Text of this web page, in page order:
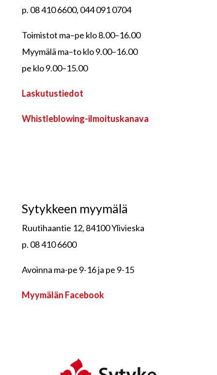
p. 08 410 6600, 044 091 0704
Toimistot ma–pe klo 8.00–16.00
Myymälä ma–to klo 9.00–16.00
pe klo 9.00–15.00
Laskutustiedot
Whistleblowing-ilmoituskanava
Sytykkeen myymälä
Ruutihaantie 12, 84100 Ylivieska
p. 08 410 6600
Avoinna ma-pe 9-16 ja pe 9-15
Myymälän Facebook